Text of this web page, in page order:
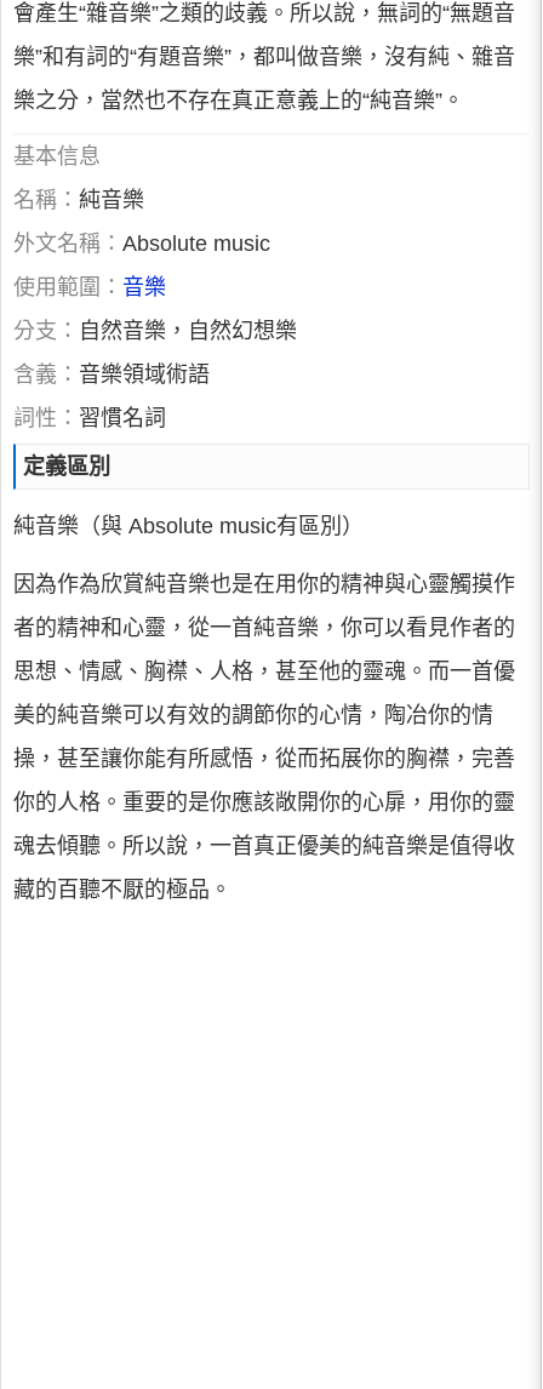
會產生“雜音樂”之類的歧義。所以說，無詞的“無題音
樂”和有詞的“有題音樂”，都叫做音樂，沒有純、雜音
樂之分，當然也不存在真正意義上的“純音樂”。
基本信息
名稱： 純音樂
外文名稱： Absolute music
使用範圍： 音樂
分支： 自然音樂，自然幻想樂
含義： 音樂領域術語
詞性： 習慣名詞
定義區別
純音樂（與 Absolute music有區別）
因為作為欣賞純音樂也是在用你的精神與心靈觸摸作
者的精神和心靈，從一首純音樂，你可以看見作者的
思想、情感、胸襟、人格，甚至他的靈魂。而一首優
美的純音樂可以有效的調節你的心情，陶冶你的情
操，甚至讓你能有所感悟，從而拓展你的胸襟，完善
你的人格。重要的是你應該敞開你的心扉，用你的靈
魂去傾聽。所以說，一首真正優美的純音樂是值得收
藏的百聽不厭的極品。